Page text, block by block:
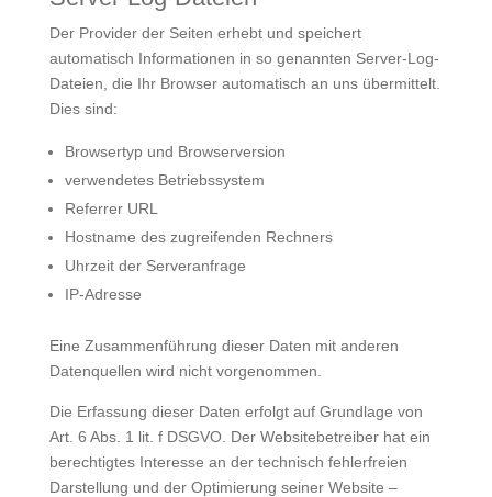
Der Provider der Seiten erhebt und speichert
automatisch Informationen in so genannten Server-Log-
Dateien, die Ihr Browser automatisch an uns übermittelt.
Dies sind:
Browsertyp und Browserversion
verwendetes Betriebssystem
Referrer URL
Hostname des zugreifenden Rechners
Uhrzeit der Serveranfrage
IP-Adresse
Eine Zusammenführung dieser Daten mit anderen
Datenquellen wird nicht vorgenommen.
Die Erfassung dieser Daten erfolgt auf Grundlage von
Art. 6 Abs. 1 lit. f DSGVO. Der Websitebetreiber hat ein
berechtigtes Interesse an der technisch fehlerfreien
Darstellung und der Optimierung seiner Website –